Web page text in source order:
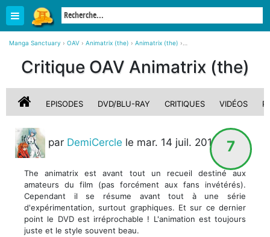
Manga Sanctuary › OAV › Animatrix (the) › Animatrix (the) ›
Critique OAV Animatrix (the)
EPISODES DVD/BLU-RAY CRITIQUES VIDÉOS
7
par DemiCercle le mar. 14 juil. 2015
The animatrix est avant tout un recueil destiné aux
amateurs du film (pas forcément aux fans invétérés).
Cependant il se résume avant tout à une série
d'expérimentation, surtout graphiques. Et sur ce dernier
point le DVD est irréprochable ! L'animation est toujours
juste et le style souvent beau.